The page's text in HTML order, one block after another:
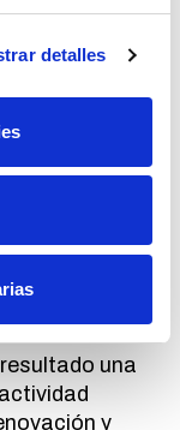
detalles
de la
horizonte
actividad:
los resultados
y de activos,
una
y